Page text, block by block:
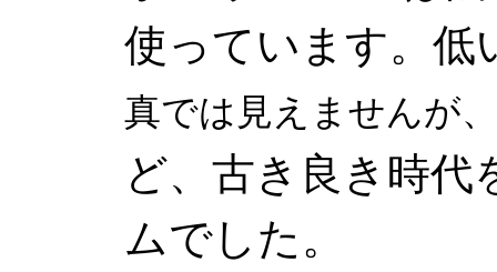
使っています。低
真では見えませんが
ど、古き良き時
ムでした。